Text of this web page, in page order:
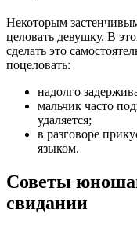
Некоторым
целовать девушку. В
сделать это
поцеловать:
надолго
мальчик часто
удаляется;
в разговоре
языком.
Советы
свидании